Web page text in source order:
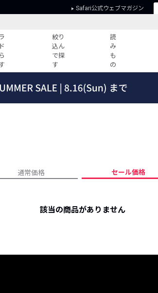
Safari公式ウェブマガジン
絞り
込ん
で探
す
読
み
も
の
記事
ランキング
スブランド
プライバシーポリシ
通常価格 セール価格
該当の商品がありません